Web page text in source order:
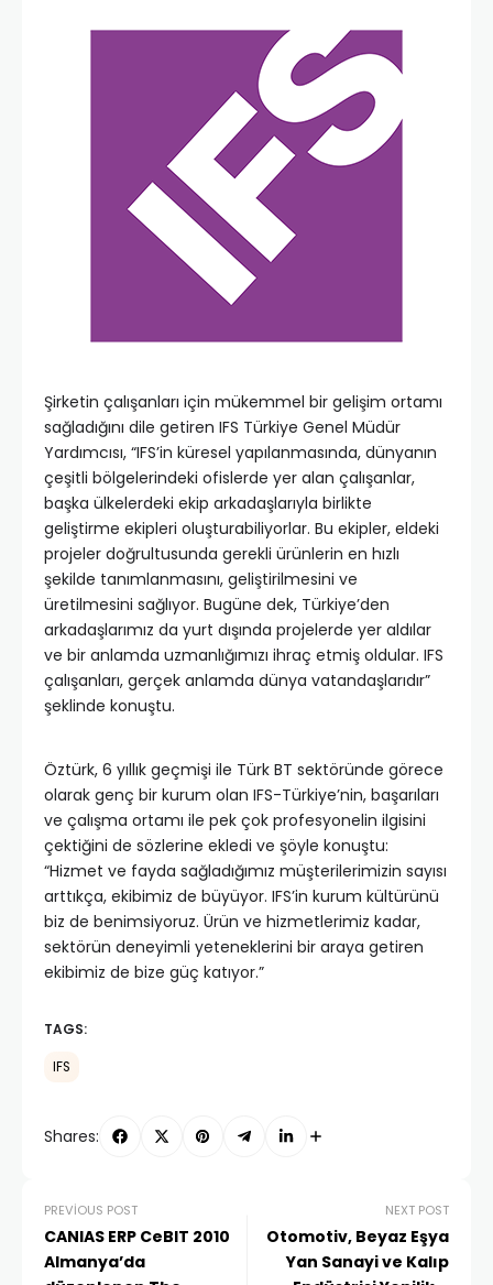
Şirketin çalışanları için mükemmel bir gelişim ortamı
sağladığını dile getiren IFS Türkiye Genel Müdür
Yardımcısı, “IFS’in küresel yapılanmasında, dünyanın
çeşitli bölgelerindeki ofislerde yer alan çalışanlar,
başka ülkelerdeki ekip arkadaşlarıyla birlikte
geliştirme ekipleri oluşturabiliyorlar. Bu ekipler, eldeki
projeler doğrultusunda gerekli ürünlerin en hızlı
şekilde tanımlanmasını, geliştirilmesini ve
üretilmesini sağlıyor. Bugüne dek, Türkiye’den
arkadaşlarımız da yurt dışında projelerde yer aldılar
ve bir anlamda uzmanlığımızı ihraç etmiş oldular. IFS
çalışanları, gerçek anlamda dünya vatandaşlarıdır”
şeklinde konuştu.
Öztürk, 6 yıllık geçmişi ile Türk BT sektöründe görece
olarak genç bir kurum olan IFS-Türkiye’nin, başarıları
ve çalışma ortamı ile pek çok profesyonelin ilgisini
çektiğini de sözlerine ekledi ve şöyle konuştu:
“Hizmet ve fayda sağladığımız müşterilerimizin sayısı
arttıkça, ekibimiz de büyüyor. IFS’in kurum kültürünü
biz de benimsiyoruz. Ürün ve hizmetlerimiz kadar,
sektörün deneyimli yeteneklerini bir araya getiren
ekibimiz de bize güç katıyor.”
TAGS:
IFS
Shares:
PREVIOUS POST
CANIAS ERP CeBIT 2010
Almanya’da
NEXT POST
Otomotiv, Beyaz Eşya
Yan Sanayi ve Kalıp